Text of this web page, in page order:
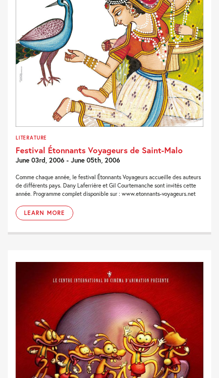
LITERATURE
Festival Étonnants Voyageurs de Saint-Malo
June 03rd, 2006 - June 05th, 2006
Comme chaque année, le festival Étonnants Voyageurs accueille des auteurs
de différents pays. Dany Laferrière et Gil Courtemanche sont invités cette
année. Programme complet disponible sur : www.etonnants-voyageurs.net
LEARN MORE